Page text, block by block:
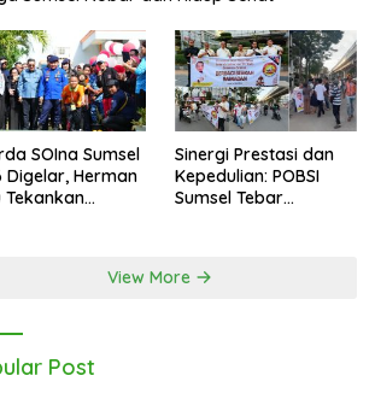
SOIna Sumsel
Digelar, Herman
Tekankan
Sinergi Prestasi dan
Kepedulian: POBSI
Sumsel Tebar
View More
Post